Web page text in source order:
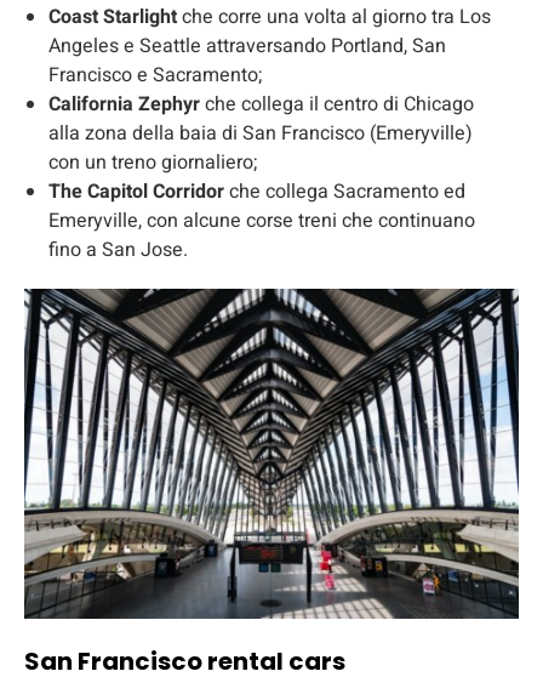
Coast Starlightche corre una volta al giorno tra Los
Angeles e Seattle attraversando Portland, San
Francisco e Sacramento;
California Zephyrche collega il centro di Chicago
alla zona della baia di San Francisco (Emeryville)
con un treno giornaliero;
The Capitol Corridorche collega Sacramento ed
Emeryville, con alcune corse treni che continuano
fino a San Jose.
San Francisco rental cars